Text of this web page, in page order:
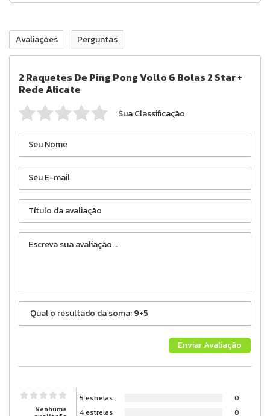
Avaliações Perguntas
2 Raquetes De Ping Pong Vollo 6 Bolas 2 Star +
Rede Alicate
Sua Classificação
Nenhuma
5 estrelas
0
4 estrelas
0